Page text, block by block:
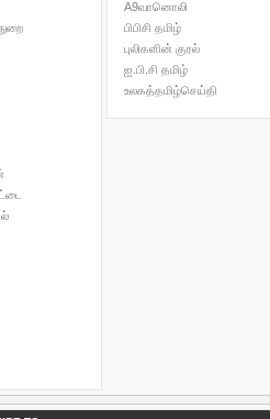
A9வானொலி
பிபிசி தமிழ்
புலிகளின் குரல்
ஐ.பி.சி தமிழ்
உலகத்தமிழ்செய்தி